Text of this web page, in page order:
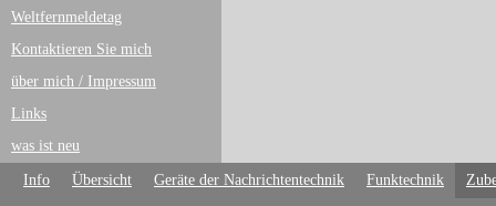
Weltfernmeldetag
Kontaktieren Sie mich
über mich / Impressum
Links
was ist neu
Info Übersicht Geräte der Nachrichtentechnik Funktechnik